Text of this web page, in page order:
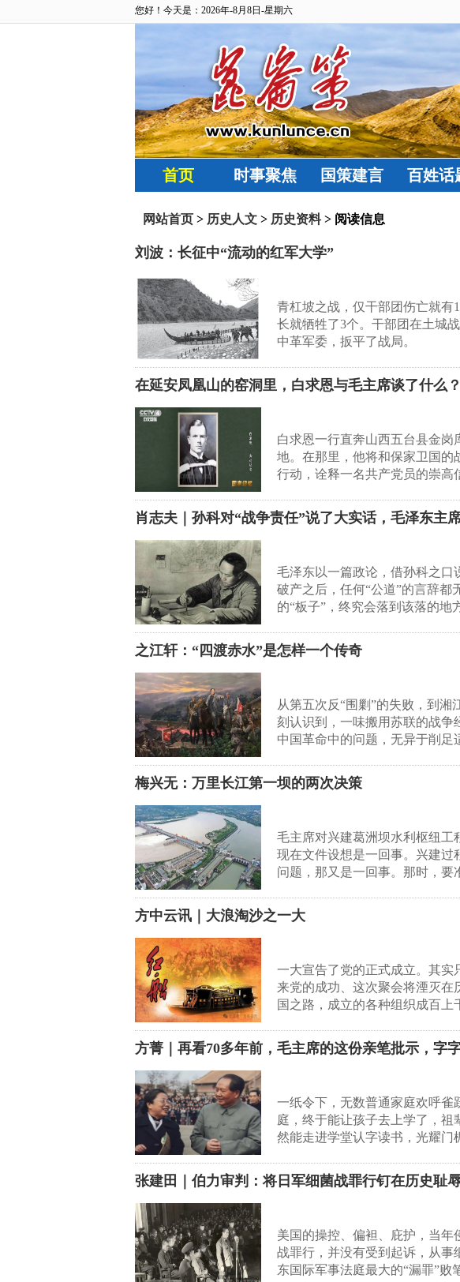
您好！今天是：2026年-8月8日-星期六
首页 时事聚焦 国策建言 百姓话
网站首页 > 历史人文 > 历史资料> 阅读信息
刘波：长征中“流动的红军大学”
青杠坡之战，仅干部团伤亡就有
长就牺牲了3个。干部团在土城
中革军委，扳平了战局。
在延安凤凰山的窑洞里，白求恩与毛主席谈了什么？
白求恩一行直奔山西五台县金
地。在那里，他将和保家卫国的
行动，诠释一名共产党员的崇高
肖志夫｜孙科对“战争责任”说了大实话，毛泽东主
毛泽东以一篇政论，借孙科之口
破产之后，任何“公道”的言辞都
的“板子”，终究会落到该落的地
之江轩：“四渡赤水”是怎样一个传奇
从第五次反“围剿”的失败，到
刻认识到，一味搬用苏联的战争
中国革命中的问题，无异于削足
梅兴无：万里长江第一坝的两次决策
毛主席对兴建葛洲坝水利枢纽工
现在文件设想是一回事。兴建过
问题，那又是一回事。那时，要
方中云讯｜大浪淘沙之一大
一大宣告了党的正式成立。其实
来党的成功、这次聚会将湮灭
国之路，成立的各种组织成百上
方菁｜再看70多年前，毛主席的这份亲笔批示，字
一纸令下，无数普通家庭欢呼雀
庭，终于能让孩子去上学了，
然能走进学堂认字读书，光耀门
张建田｜伯力审判：将日军细菌战罪行钉在历史耻
美国的操控、偏袒、庇护，当
战罪行，并没有受到起诉，从事
东国际军事法庭最大的“漏罪”败